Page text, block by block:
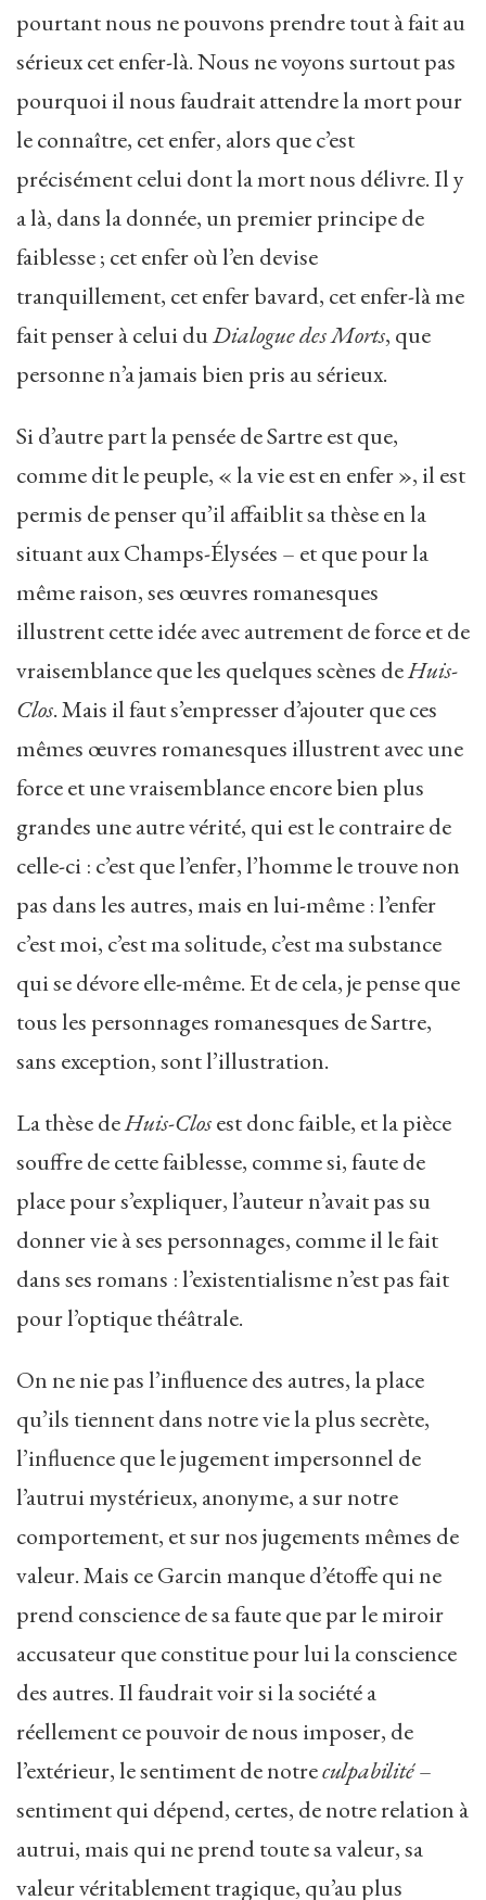
pourtant nous ne pouvons prendre tout à fait au
sérieux cet enfer-là. Nous ne voyons surtout pas
pourquoi il nous faudrait attendre la mort pour
le connaître, cet enfer, alors que c’est
précisément celui dont la mort nous délivre. Il y
a là, dans la donnée, un premier principe de
faiblesse ; cet enfer où l’en devise
tranquillement, cet enfer bavard, cet enfer-là me
fait penser à celui duDialogue des Morts, que
personne n’a jamais bien pris au sérieux.
Si d’autre part la pensée de Sartre est que,
comme dit le peuple, « la vie est en enfer », il est
permis de penser qu’il affaiblit sa thèse en la
situant aux Champs-Élysées – et que pour la
même raison, ses œuvres romanesques
illustrent cette idée avec autrement de force et de
vraisemblance que les quelques scènes deHuis-
Clos. Mais il faut s’empresser d’ajouter que ces
mêmes œuvres romanesques illustrent avec une
force et une vraisemblance encore bien plus
grandes une autre vérité, qui est le contraire de
celle-ci : c’est que l’enfer, l’homme le trouve non
pas dans les autres, mais en lui-même : l’enfer
c’est moi, c’est ma solitude, c’est ma substance
qui se dévore elle-même. Et de cela, je pense que
tous les personnages romanesques de Sartre,
sans exception, sont l’illustration.
La thèse deHuis-Closest donc faible, et la pièce
souffre de cette faiblesse, comme si, faute de
place pour s’expliquer, l’auteur n’avait pas su
donner vie à ses personnages, comme il le fait
dans ses romans : l’existentialisme n’est pas fait
pour l’optique théâtrale.
On ne nie pas l’influence des autres, la place
qu’ils tiennent dans notre vie la plus secrète,
l’influence que le jugement impersonnel de
l’autrui mystérieux, anonyme, a sur notre
comportement, et sur nos jugements mêmes de
valeur. Mais ce Garcin manque d’étoffe qui ne
prend conscience de sa faute que par le miroir
accusateur que constitue pour lui la conscience
des autres. Il faudrait voir si la société a
réellement ce pouvoir de nous imposer, de
l’extérieur, le sentiment de notreculpabilité–
sentiment qui dépend, certes, de notre relation à
autrui, mais qui ne prend toute sa valeur, sa
valeur véritablement tragique, qu’au plus